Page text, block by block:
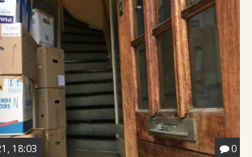
18:03 0